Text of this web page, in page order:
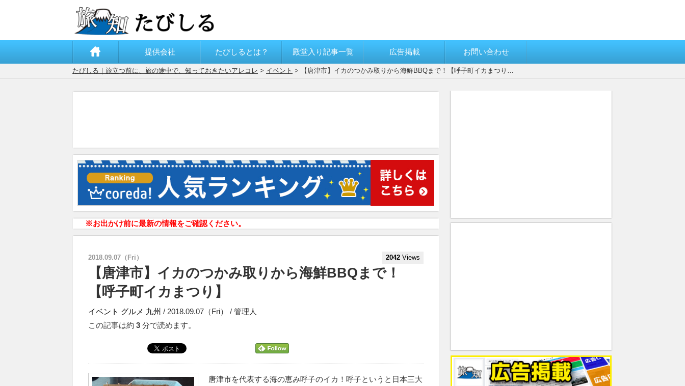
提供会社 たびしるとは？ 殿堂入り記事一覧 広告掲載 お問い合わせ
たびしる｜旅立つ前に、旅の途中で、知っておきたいアレコレ > イベント > 【唐津市】イカのつかみ取りから海鮮BBQまで！【呼子町イカまつり…
※お出かけ前に最新の情報をご確認ください。
2018.09.07（Fri） 2042 Views
【唐津市】イカのつかみ取りから海鮮BBQまで！
【呼子町イカまつり】
イベント グルメ 九州 / 2018.09.07（Fri） / 管理人
この記事は約 3 分で読めます。
唐津市を代表する海の恵み呼子のイカ！呼子というと日本三大